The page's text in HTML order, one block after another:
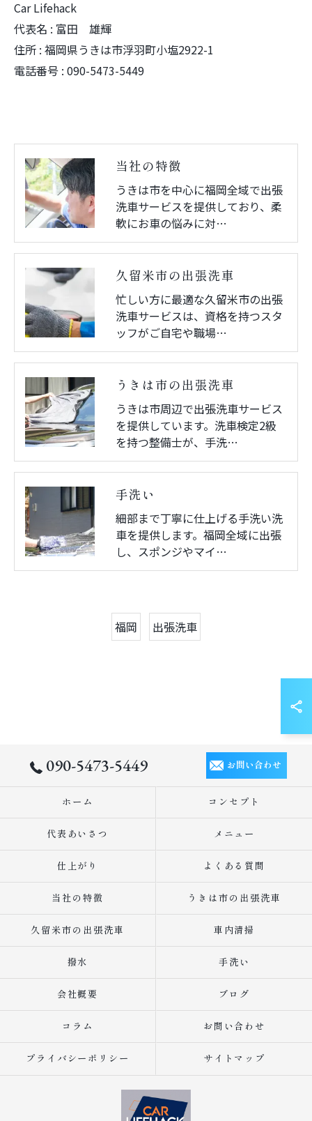
Car Lifehack
代表名 : 富田 雄輝
住所 : 福岡県うきは市浮羽町小塩2922-1
電話番号 : 090-5473-5449
当社の特徴
うきは市を中心に福岡全域で出張
洗車サービスを提供しており、柔
軟にお車の悩みに対…
久留米市の出張洗車
忙しい方に最適な久留米市の出張
洗車サービスは、資格を持つスタ
ッフがご自宅や職場…
うきは市の出張洗車
うきは市周辺で出張洗車サービス
を提供しています。洗車検定2級
を持つ整備士が、手洗…
手洗い
細部まで丁寧に仕上げる手洗い洗
車を提供します。福岡全域に出張
し、スポンジやマイ…
福岡 出張洗車
090-5473-5449 お問い合わせ
ホーム コンセプト
代表あいさつ メニュー
仕上がり よくある質問
当社の特徴 うきは市の出張洗車
久留米市の出張洗車 車内清掃
撥水 手洗い
会社概要 ブログ
コラム お問い合わせ
プライバシーポリシー サイトマップ